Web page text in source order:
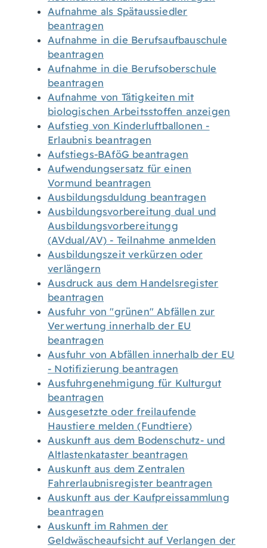
Aufnahme als Spätaussiedler
beantragen
Aufnahme in die Berufsaufbauschule
beantragen
Aufnahme in die Berufsoberschule
beantragen
Aufnahme von Tätigkeiten mit
biologischen Arbeitsstoffen anzeigen
Aufstieg von Kinderluftballonen -
Erlaubnis beantragen
Aufstiegs-BAföG beantragen
Aufwendungsersatz für einen
Vormund beantragen
Ausbildungsduldung beantragen
Ausbildungsvorbereitung dual und
Ausbildungsvorbereitungg
(AVdual/AV) - Teilnahme anmelden
Ausbildungszeit verkürzen oder
verlängern
Ausdruck aus dem Handelsregister
beantragen
Ausfuhr von "grünen" Abfällen zur
Verwertung innerhalb der EU
beantragen
Ausfuhr von Abfällen innerhalb der EU
- Notifizierung beantragen
Ausfuhrgenehmigung für Kulturgut
beantragen
Ausgesetzte oder freilaufende
Haustiere melden (Fundtiere)
Auskunft aus dem Bodenschutz- und
Altlastenkataster beantragen
Auskunft aus dem Zentralen
Fahrerlaubnisregister beantragen
Auskunft aus der Kaufpreissammlung
beantragen
Auskunft im Rahmen der
Geldwäscheaufsicht auf Verlangen der